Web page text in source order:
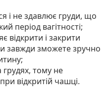
і не здавлює груди, що
період вагітності;
відкрити і закрити
завжди зможете зручно
тому не
відкритій чашці.